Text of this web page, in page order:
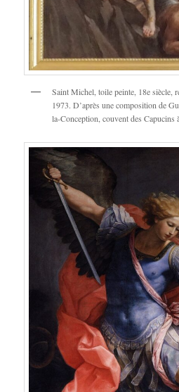
Saint Michel, toile peinte, 18e siècle,
1973. D’après une composition de
la-Conception, couvent des Capucins